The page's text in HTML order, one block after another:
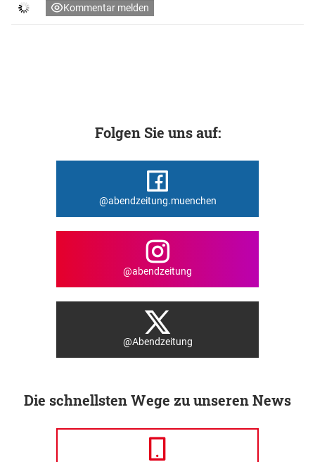
Kommentar melden
Folgen Sie uns auf:
@abendzeitung.muenchen
@abendzeitung
@Abendzeitung
Die schnellsten Wege zu unseren News